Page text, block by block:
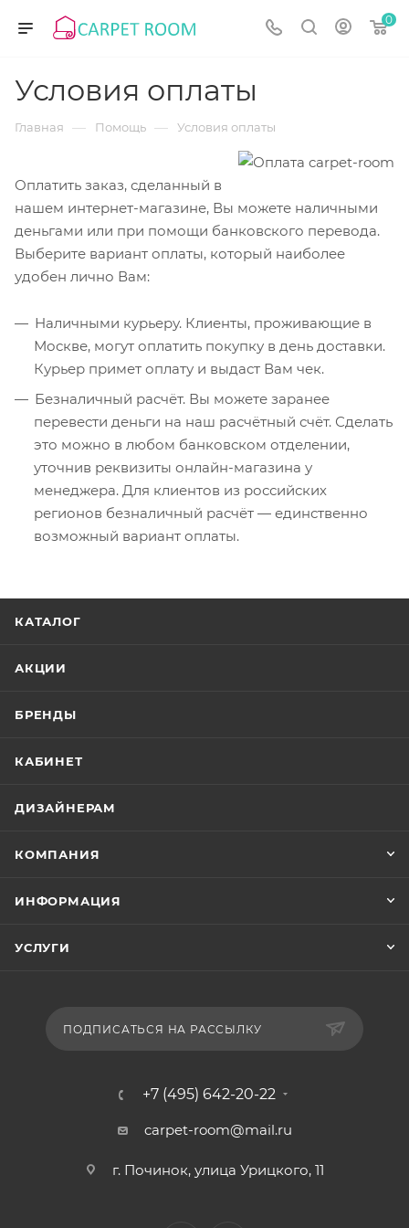
0
Условия оплаты
Главная — Помощь — Условия оплаты
Оплатить заказ, сделанный в
нашем интернет-магазине, Вы можете наличными
деньгами или при помощи банковского перевода.
Выберите вариант оплаты, который наиболее
удобен лично Вам:
Наличными курьеру. Клиенты, проживающие в
Москве, могут оплатить покупку в день доставки.
Курьер примет оплату и выдаст Вам чек.
Безналичный расчёт. Вы можете заранее
перевести деньги на наш расчётный счёт. Сделать
это можно в любом банковском отделении,
уточнив реквизиты онлайн-магазина у
менеджера. Для клиентов из российских
регионов безналичный расчёт — единственно
возможный вариант оплаты.
КАТАЛОГ
АКЦИИ
БРЕНДЫ
КАБИНЕТ
ДИЗАЙНЕРАМ
КОМПАНИЯ
ИНФОРМАЦИЯ
УСЛУГИ
ПОДПИСАТЬСЯ НА РАССЫЛКУ
+7 (495) 642-20-22
carpet-room@mail.ru
г. Починок, улица Урицкого, 11